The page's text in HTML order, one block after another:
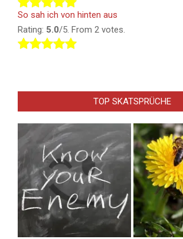
So sah ich von hinten aus
Rating: 5.0/5. From 2 votes.
TOP SKATSPRÜCHE